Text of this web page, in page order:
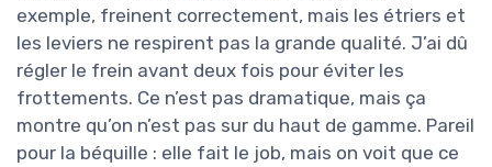
exemple, freinent correctement, mais les étriers et
les leviers ne respirent pas la grande qualité. J’ai dû
régler le frein avant deux fois pour éviter les
frottements. Ce n’est pas dramatique, mais ça
montre qu’on n’est pas sur du haut de gamme. Pareil
pour la béquille : elle fait le job, mais on voit que ce